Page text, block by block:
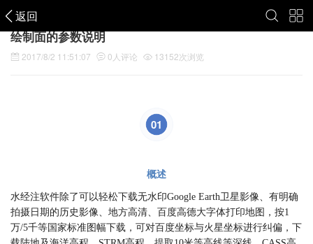
返回
绘制面的参数说明
2017/8/2 11:51:07 0 人评论 13152次浏览
01
概述
水经注软件除了可以轻松下载无水印Google Earth卫星影像、有明确
拍摄日期的历史影像、地方高清、百度高德大字体打印地图，按1
万/5千等国家标准图幅下载，可对百度坐标与火星坐标进行纠偏，下